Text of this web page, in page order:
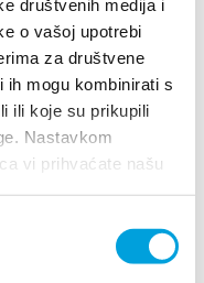
društvenih medija i
o vašoj upotrebi
za društvene
ih mogu kombinirati s
ili koje su prikupili
Nastavkom
vi prihvaćate našu
Kaštel Lukšić